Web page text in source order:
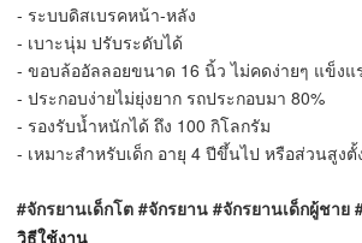
- ระบบดิสเบรคหน้า-หลัง
- เบาะนุ่ม ปรับระดับได้
- ขอบล้ออัลลอยขนาด 16 นิ้ว ไม่คดง่ายๆ แข็ง
- ประกอบง่ายไม่ยุ่งยาก รถประกอบมา 80%
- รองรับน้ำหนักได้ ถึง 100 กิโลกรัม
- เหมาะสำหรับเด็ก อายุ 4 ปีขึ้นไป หรือส่วนสูง
#จักรยานเด็กโต #จักรยาน #จักรยานเด็กผู้ชาย
วิธีใช้งาน